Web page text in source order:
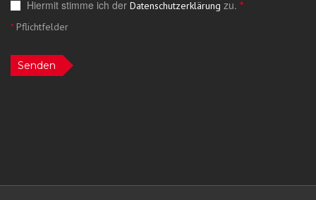
Hiermit stimme ich der Datenschutzerklärung zu. *
*Pflichtfelder
Senden